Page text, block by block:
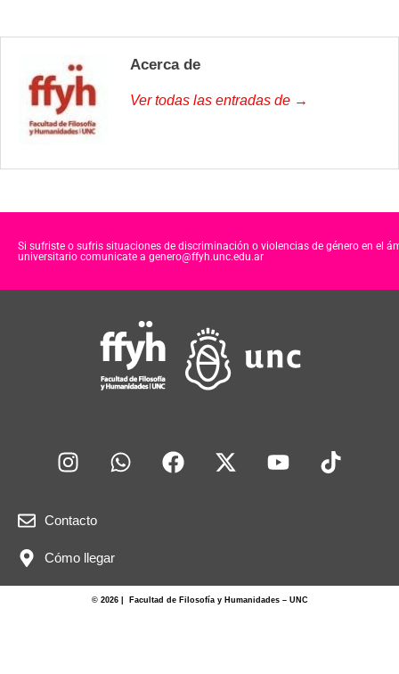
Acerca de
Ver todas las entradas de →
Si sufriste o sufris situaciones de discriminación o violencias de género en el
universitario comunicate a genero@ffyh.unc.edu.ar
Contacto
Cómo llegar
© 2026 | Facultad de Filosofía y Humanidades – UNC